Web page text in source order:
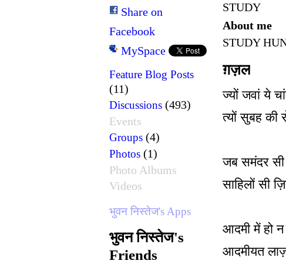
Share on
Facebook
MySpace
Feature Blog Posts
(11)
Discussions (493)
Events
Groups (4)
Photos (1)
Photo Albums
Videos
भुवन निस्तेज's Apps
भुवन निस्तेज's
Friends
STUDY
About me
STUDY
ग़ज़ल
ज्यों जवां ये
त्यों सुबह की
जब समंदर सी
साहिलों सी
आदमी में हो न
आदमीयत